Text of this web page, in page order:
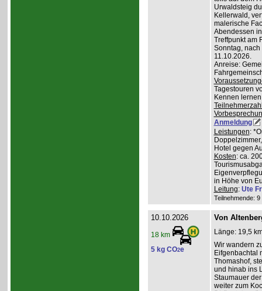
Urwaldsteig
Kellerwald,
malerische
Abendessen
Treffpunkt am
Sonntag,
11.10.2026.
Anreise:
Tagestouren
Kennen
Anmeldung
Leistungen:
Hotel gegen
Kosten: ca.
in Höhe von
Leitung: Ute
Teilnehmende:
10.10.2026
18 km
5 kg CO2e
Von
Länge: 19,5
Wir wandern
Eifgenbachtal
Thomashof,
und hinab ins
Staumauer
weiter zum